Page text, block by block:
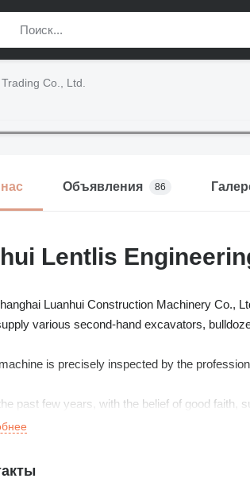
Co., Ltd.
Объявления 86
Lentlis
Luanhui Construction Machinery Co.,
various second-hand excavators,
is precisely inspected by the
past few years, with the belief of good faith,
in both domestic and overseas market.